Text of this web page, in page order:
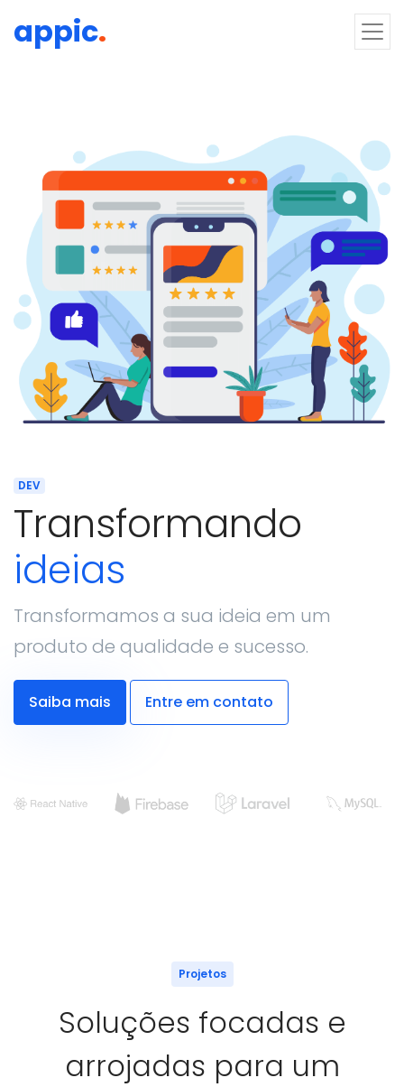
appic.
DEV
Transformando
ideias
Transformamos a sua ideia em um
produto de qualidade e sucesso.
Saiba mais Entre em contato
Projetos
Soluções focadas e
arrojadas para um